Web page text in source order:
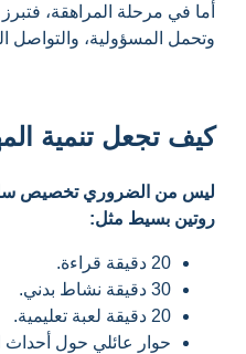
أما في مرحلة المراهقة، فتبرز
وتحمل المسؤولية، والتواصل
كيف تجعل تنمية
ليس من الضروري تخصيص
روتين بسيط مثل:
20 دقيقة قراءة.
30 دقيقة نشاط بدني.
20 دقيقة لعبة تعليمية.
حوار عائلي حول أحداث